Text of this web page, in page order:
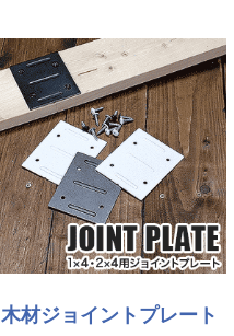
木材ジョイントプレート